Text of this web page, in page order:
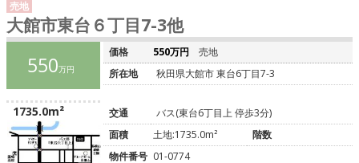
売地
大館市東台６丁目7-3他
550万円
1735.0m²
価格 550万円
売地
所在地
秋田県大館市 東台6丁目7-3
交通
バス(東台6丁目上 停歩3分)
面積
土地:1735.0m²
階数
物件番号 01-0774